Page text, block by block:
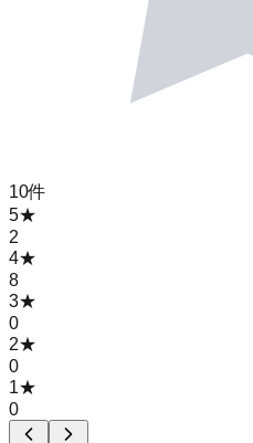
10件
5★
2
4★
8
3★
0
2★
0
1★
0